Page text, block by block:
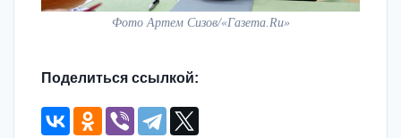
Фото Артем Сизов/«Газета.Ru»
Поделиться ссылкой: